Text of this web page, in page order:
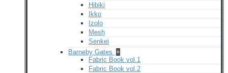
Hibiki
Ikko
Izolo
Mesh
Senkei
Barneby Gates +
Fabric Book vol.1
Fabric Book vol.2